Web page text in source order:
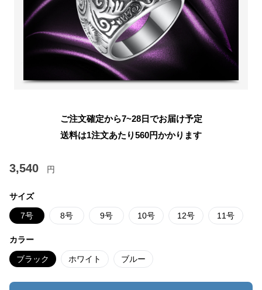
ご注文確定から7~28日でお届け予定
送料は1注文あたり560円かかります
3,540 円
サイズ
7号 8号 9号 10号 12号 11号
カラー
ブラック ホワイト ブルー